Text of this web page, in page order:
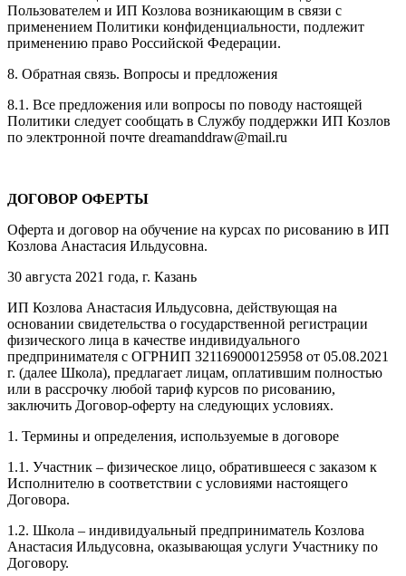
Пользователем и ИП Козлова возникающим в связи с
применением Политики конфиденциальности, подлежит
применению право Российской Федерации.
8. Обратная связь. Вопросы и предложения
8.1. Все предложения или вопросы по поводу настоящей
Политики следует сообщать в Службу поддержки ИП Козлов
по электронной почте dreamanddraw@mail.ru
ДОГОВОР ОФЕРТЫ
Оферта и договор на обучение на курсах по рисованию в ИП
Козлова Анастасия Ильдусовна.
30 августа 2021 года, г. Казань
ИП Козлова Анастасия Ильдусовна, действующая на
основании свидетельства о государственной регистрации
физического лица в качестве индивидуального
предпринимателя с ОГРНИП 321169000125958 от 05.08.2021
г. (далее Школа), предлагает лицам, оплатившим полностью
или в рассрочку любой тариф курсов по рисованию,
заключить Договор-оферту на следующих условиях.
1. Термины и определения, используемые в договоре
1.1. Участник – физическое лицо, обратившееся с заказом к
Исполнителю в соответствии с условиями настоящего
Договора.
1.2. Школа – индивидуальный предприниматель Козлова
Анастасия Ильдусовна, оказывающая услуги Участнику по
Договору.